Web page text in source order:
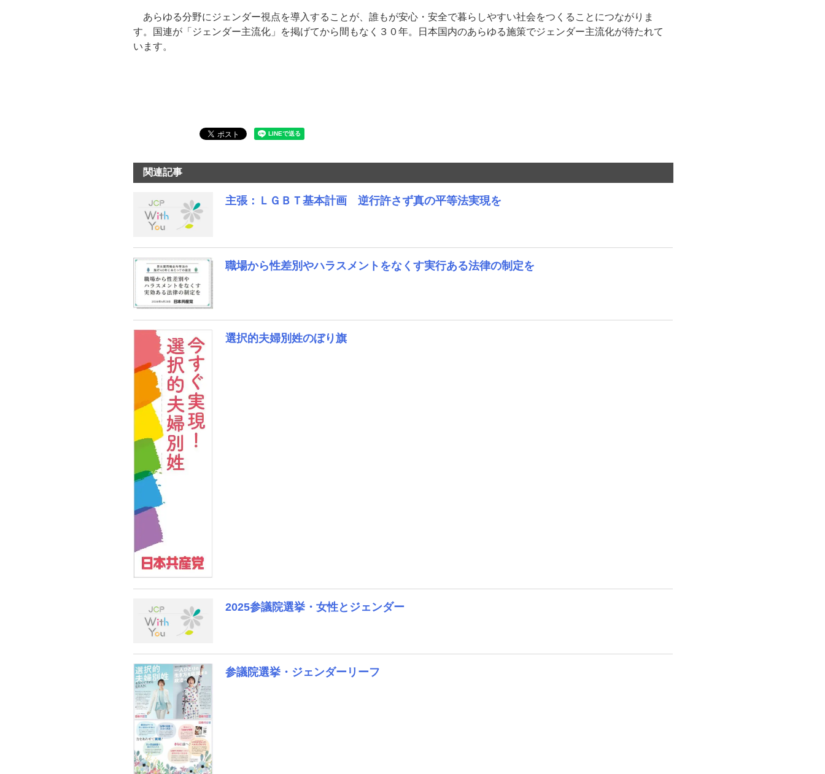
あらゆる分野にジェンダー視点を導入することが、誰もが安心・安全で暮らしやすい社会をつくることにつながりま
す。国連が「ジェンダー主流化」を掲げてから間もなく３０年。日本国内のあらゆる施策でジェンダー主流化が待たれて
います。
関連記事
主張：ＬＧＢＴ基本計画 逆行許さず真の平等法実現を
職場から性差別やハラスメントをなくす実行ある法律の制定を
選択的夫婦別姓のぼり旗
2025参議院選挙・女性とジェンダー
参議院選挙・ジェンダーリーフ